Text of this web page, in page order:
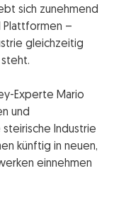
sich zunehmend
Plattformen –
gleichzeitig
Experte Mario
und
Industrie
künftig in neuen,
einnehmen